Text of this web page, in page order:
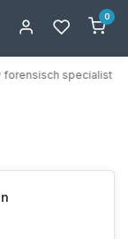
0
specialist